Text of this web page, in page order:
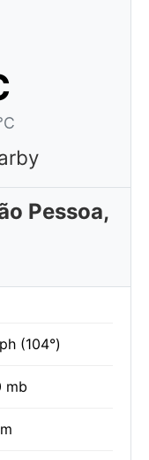
Pessoa,
(104°)
mb